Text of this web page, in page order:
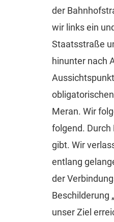
der
wir links ein
Staatsstraße
hinunter nach
Meran. Wir
folgend. Durch
gibt. Wir
entlang
der
Beschilderung
unser Ziel